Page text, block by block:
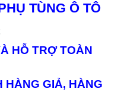
TÙNG Ô TÔ
HỖ TRỢ TOÀN
HÀNG GIẢ, HÀNG